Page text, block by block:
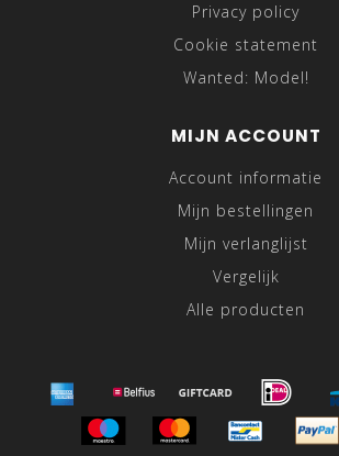
Privacy policy
Cookie statement
Wanted: Model!
MIJN ACCOUNT
Account informatie
Mijn bestellingen
Mijn verlanglijst
Vergelijk
Alle producten